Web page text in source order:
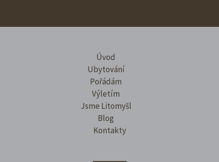
Úvod
Ubytování
Pořádám
Výletím
Jsme Litomyšl
Blog
Kontakty